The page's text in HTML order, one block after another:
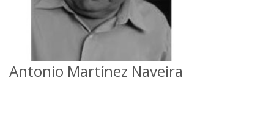
Antonio Martínez Naveira